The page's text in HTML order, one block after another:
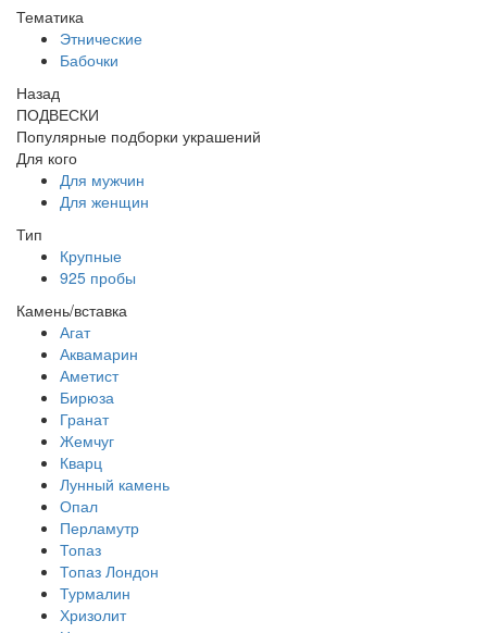
Тематика
Этнические
Бабочки
Назад
ПОДВЕСКИ
Популярные подборки украшений
Для кого
Для мужчин
Для женщин
Тип
Крупные
925 пробы
Камень/вставка
Агат
Аквамарин
Аметист
Бирюза
Гранат
Жемчуг
Кварц
Лунный камень
Опал
Перламутр
Топаз
Топаз Лондон
Турмалин
Хризолит